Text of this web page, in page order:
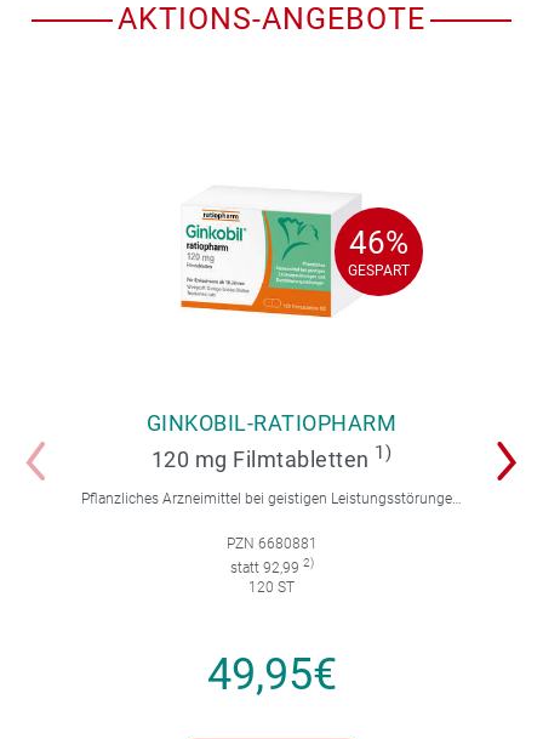
AKTIONS-ANGEBOTE
46%
GESPART
46%
GESPART
GINKOBIL-RATIOPHARM
120 mg Filmtabletten 1)
Pflanzliches Arzneimittel bei geistigen Leistungsstörungen und Durchblutungsstörungen.
PZN 6680881
statt 92,99 2)
120 ST
49,95€